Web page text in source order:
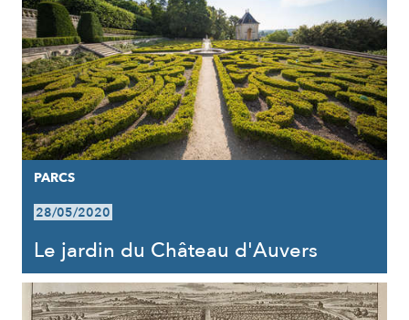
PARCS
28/05/2020
Le jardin du Château d'Auvers